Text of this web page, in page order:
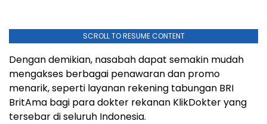
SCROLL TO RESUME CONTENT
Dengan demikian, nasabah dapat semakin mudah
mengakses berbagai penawaran dan promo
menarik, seperti layanan rekening tabungan BRI
BritAma bagi para dokter rekanan KlikDokter yang
tersebar di seluruh Indonesia.